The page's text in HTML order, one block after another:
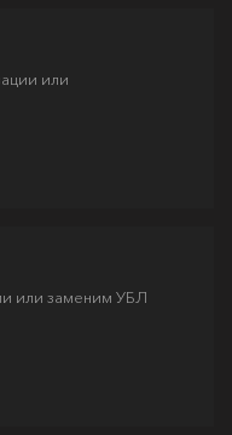
или
или заменим УБЛ